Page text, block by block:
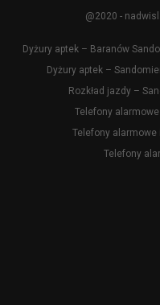
@2020 -
Dyżury aptek – Baranów
Dyżury aptek –
Rozkład jazdy –
Telefony
Telefony alarmowe
Telefony